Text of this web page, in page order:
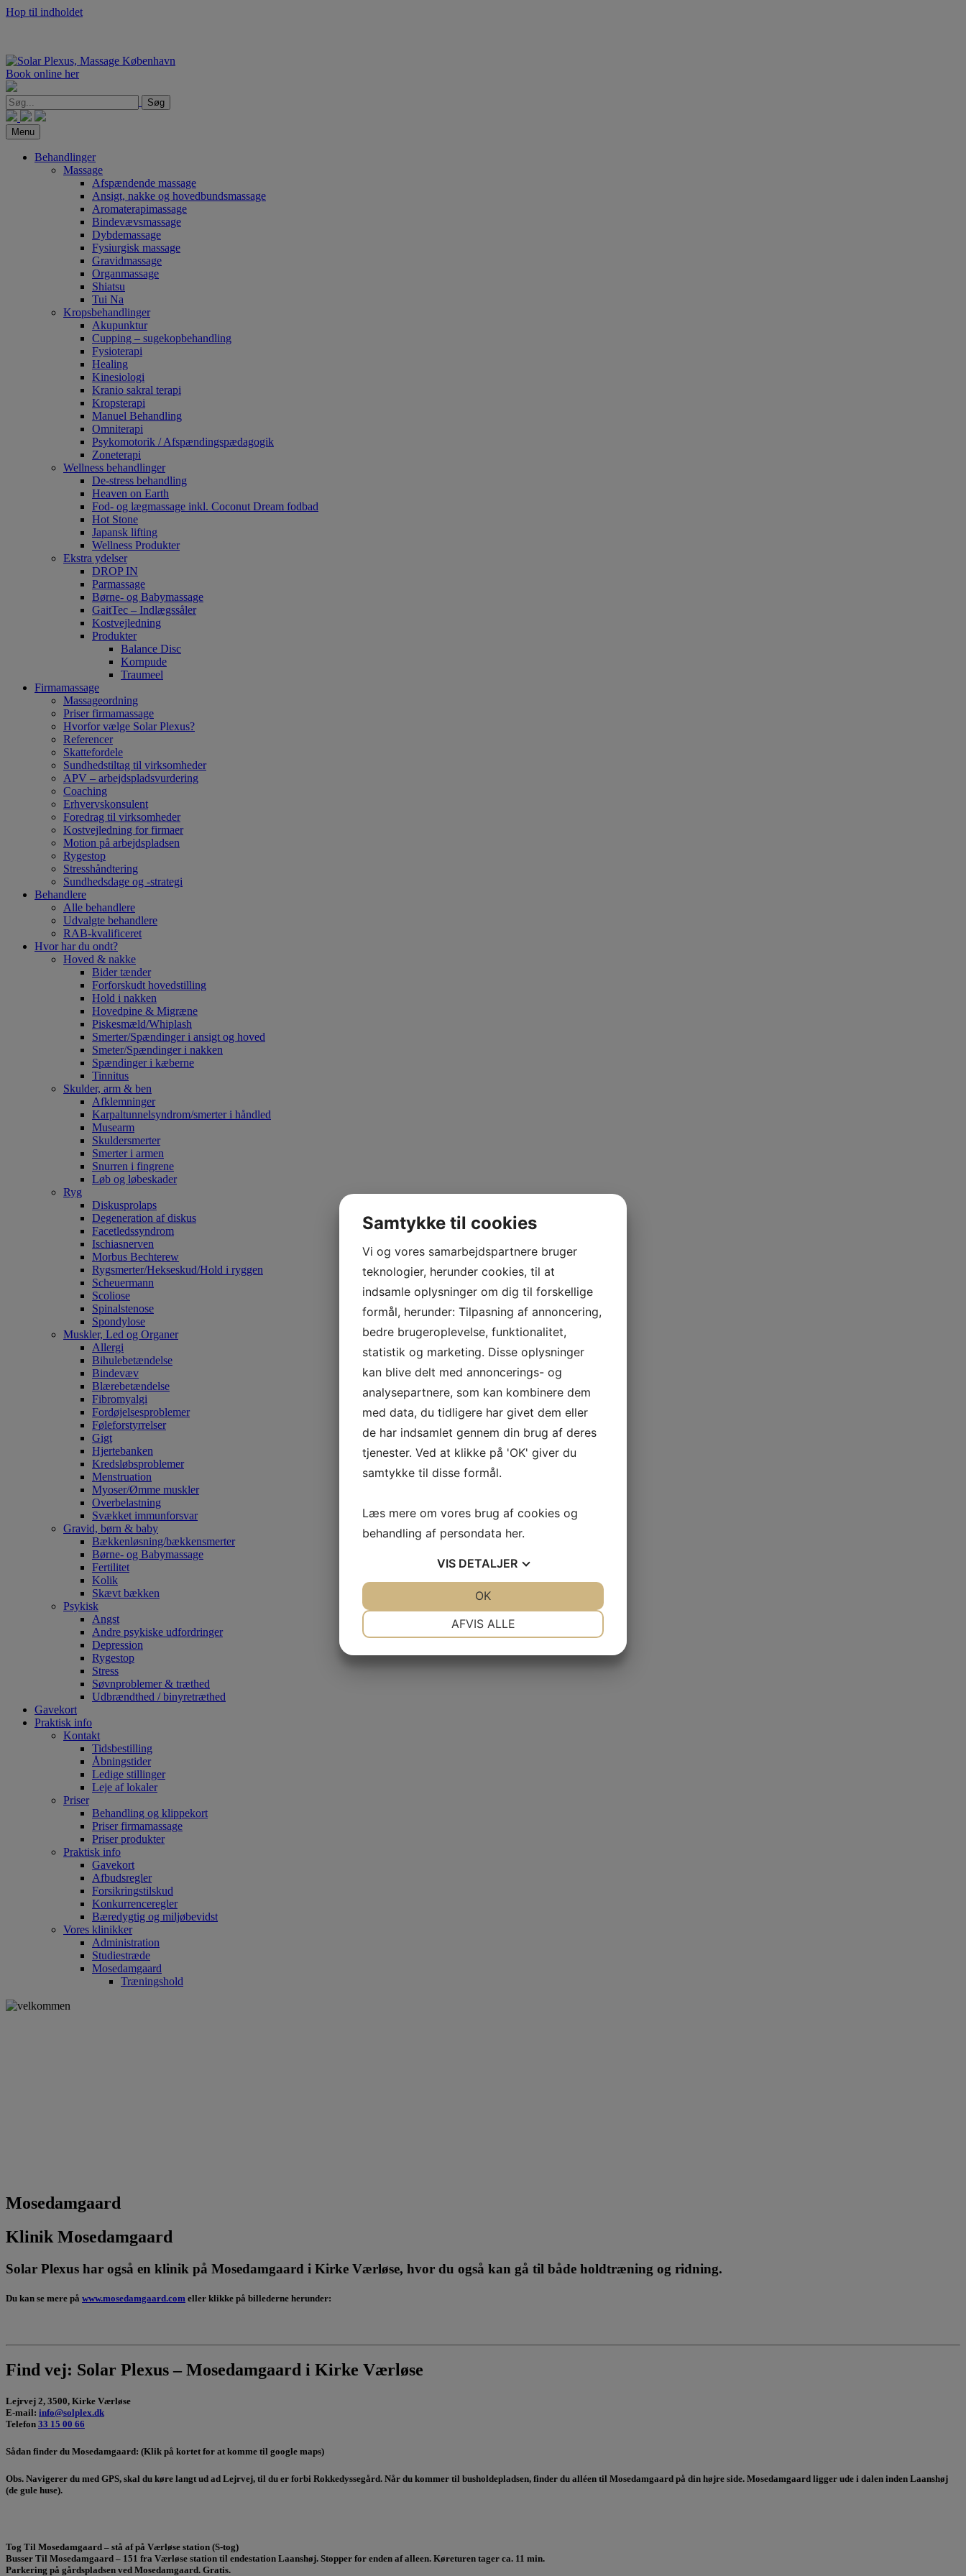
Hop til indholdet
Book online her
Søg
Menu
Behandlinger
Massage
Afspændende massage
Ansigt, nakke og hovedbundsmassage
Aromaterapimassage
Bindevævsmassage
Dybdemassage
Fysiurgisk massage
Gravidmassage
Organmassage
Shiatsu
Tui Na
Kropsbehandlinger
Akupunktur
Cupping – sugekopbehandling
Fysioterapi
Healing
Kinesiologi
Kranio sakral terapi
Kropsterapi
Manuel Behandling
Omniterapi
Psykomotorik / Afspændingspædagogik
Zoneterapi
Wellness behandlinger
De-stress behandling
Heaven on Earth
Fod- og lægmassage inkl. Coconut Dream fodbad
Hot Stone
Japansk lifting
Wellness Produkter
Ekstra ydelser
DROP IN
Parmassage
Børne- og Babymassage
GaitTec – Indlægssåler
Kostvejledning
Produkter
Balance Disc
Kornpude
Traumeel
Firmamassage
Massageordning
Priser firmamassage
Hvorfor vælge Solar Plexus?
Referencer
Skattefordele
Sundhedstiltag til virksomheder
APV – arbejdspladsvurdering
Coaching
Erhvervskonsulent
Foredrag til virksomheder
Kostvejledning for firmaer
Motion på arbejdspladsen
Rygestop
Stresshåndtering
Sundhedsdage og -strategi
Behandlere
Alle behandlere
Udvalgte behandlere
RAB-kvalificeret
Hvor har du ondt?
Hoved & nakke
Bider tænder
Forforskudt hovedstilling
Hold i nakken
Hovedpine & Migræne
Piskesmæld/Whiplash
Smerter/Spændinger i ansigt og hoved
Smeter/Spændinger i nakken
Spændinger i kæberne
Tinnitus
Skulder, arm & ben
Afklemninger
Karpaltunnelsyndrom/smerter i håndled
Musearm
Skuldersmerter
Smerter i armen
Snurren i fingrene
Løb og løbeskader
Ryg
Diskusprolaps
Degeneration af diskus
Facetledssyndrom
Ischiasnerven
Morbus Bechterew
Rygsmerter/Hekseskud/Hold i ryggen
Scheuermann
Scoliose
Spinalstenose
Spondylose
Muskler, Led og Organer
Allergi
Bihulebetændelse
Bindevæv
Blærebetændelse
Fibromyalgi
Fordøjelsesproblemer
Føleforstyrrelser
Gigt
Hjertebanken
Kredsløbsproblemer
Menstruation
Myoser/Ømme muskler
Overbelastning
Svækket immunforsvar
Gravid, børn & baby
Bækkenløsning/bækkensmerter
Børne- og Babymassage
Fertilitet
Kolik
Skævt bækken
Psykisk
Angst
Andre psykiske udfordringer
Depression
Rygestop
Stress
Søvnproblemer & træthed
Udbrændthed / binyretræthed
Gavekort
Praktisk info
Kontakt
Tidsbestilling
Åbningstider
Ledige stillinger
Leje af lokaler
Priser
Behandling og klippekort
Priser firmamassage
Priser produkter
Praktisk info
Gavekort
Afbudsregler
Forsikringstilskud
Konkurrenceregler
Bæredygtig og miljøbevidst
Vores klinikker
Administration
Studiestræde
Mosedamgaard
Træningshold
Mosedamgaard
Klinik Mosedamgaard
Solar Plexus har også en klinik på Mosedamgaard i Kirke Værløse, hvor du også kan gå til både holdtræning og ridning.
Du kan se mere på www.mosedamgaard.com eller klikke på billederne herunder:
Find vej: Solar Plexus – Mosedamgaard i Kirke Værløse
Lejrvej 2, 3500, Kirke Værløse
E-mail: info@solplex.dk
Telefon 33 15 00 66
Sådan finder du Mosedamgaard: (Klik på kortet for at komme til google maps)
Obs. Navigerer du med GPS, skal du køre langt ud ad Lejrvej, til du er forbi Rokkedyssegård. Når du kommer til busholdepladsen, finder du alléen til Mosedamgaard på din højre side. Mosedamgaard ligger ude i dalen inden Laanshøj
(de gule huse).
Tog Til Mosedamgaard – stå af på Værløse station (S-tog)
Busser Til Mosedamgaard – 151 fra Værløse station til endestation Laanshøj. Stopper for enden af alleen. Køreturen tager ca. 11 min.
Parkering på gårdspladsen ved Mosedamgaard. Gratis.
Samtykke til cookies
Vi og vores samarbejdspartnere bruger
teknologier, herunder cookies, til at
indsamle oplysninger om dig til forskellige
formål, herunder: Tilpasning af annoncering,
bedre brugeroplevelse, funktionalitet,
statistik og marketing. Disse oplysninger
kan blive delt med annoncerings- og
analysepartnere, som kan kombinere dem
med data, du tidligere har givet dem eller
de har indsamlet gennem din brug af deres
tjenester. Ved at klikke på 'OK' giver du
samtykke til disse formål.
Læs mere om vores brug af cookies og
behandling af persondata her.
VIS DETALJER
AFVIS ALLE
OK